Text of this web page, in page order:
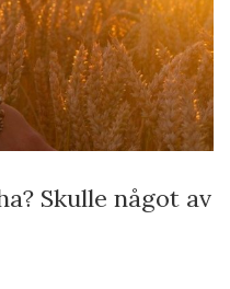
Skulle något av